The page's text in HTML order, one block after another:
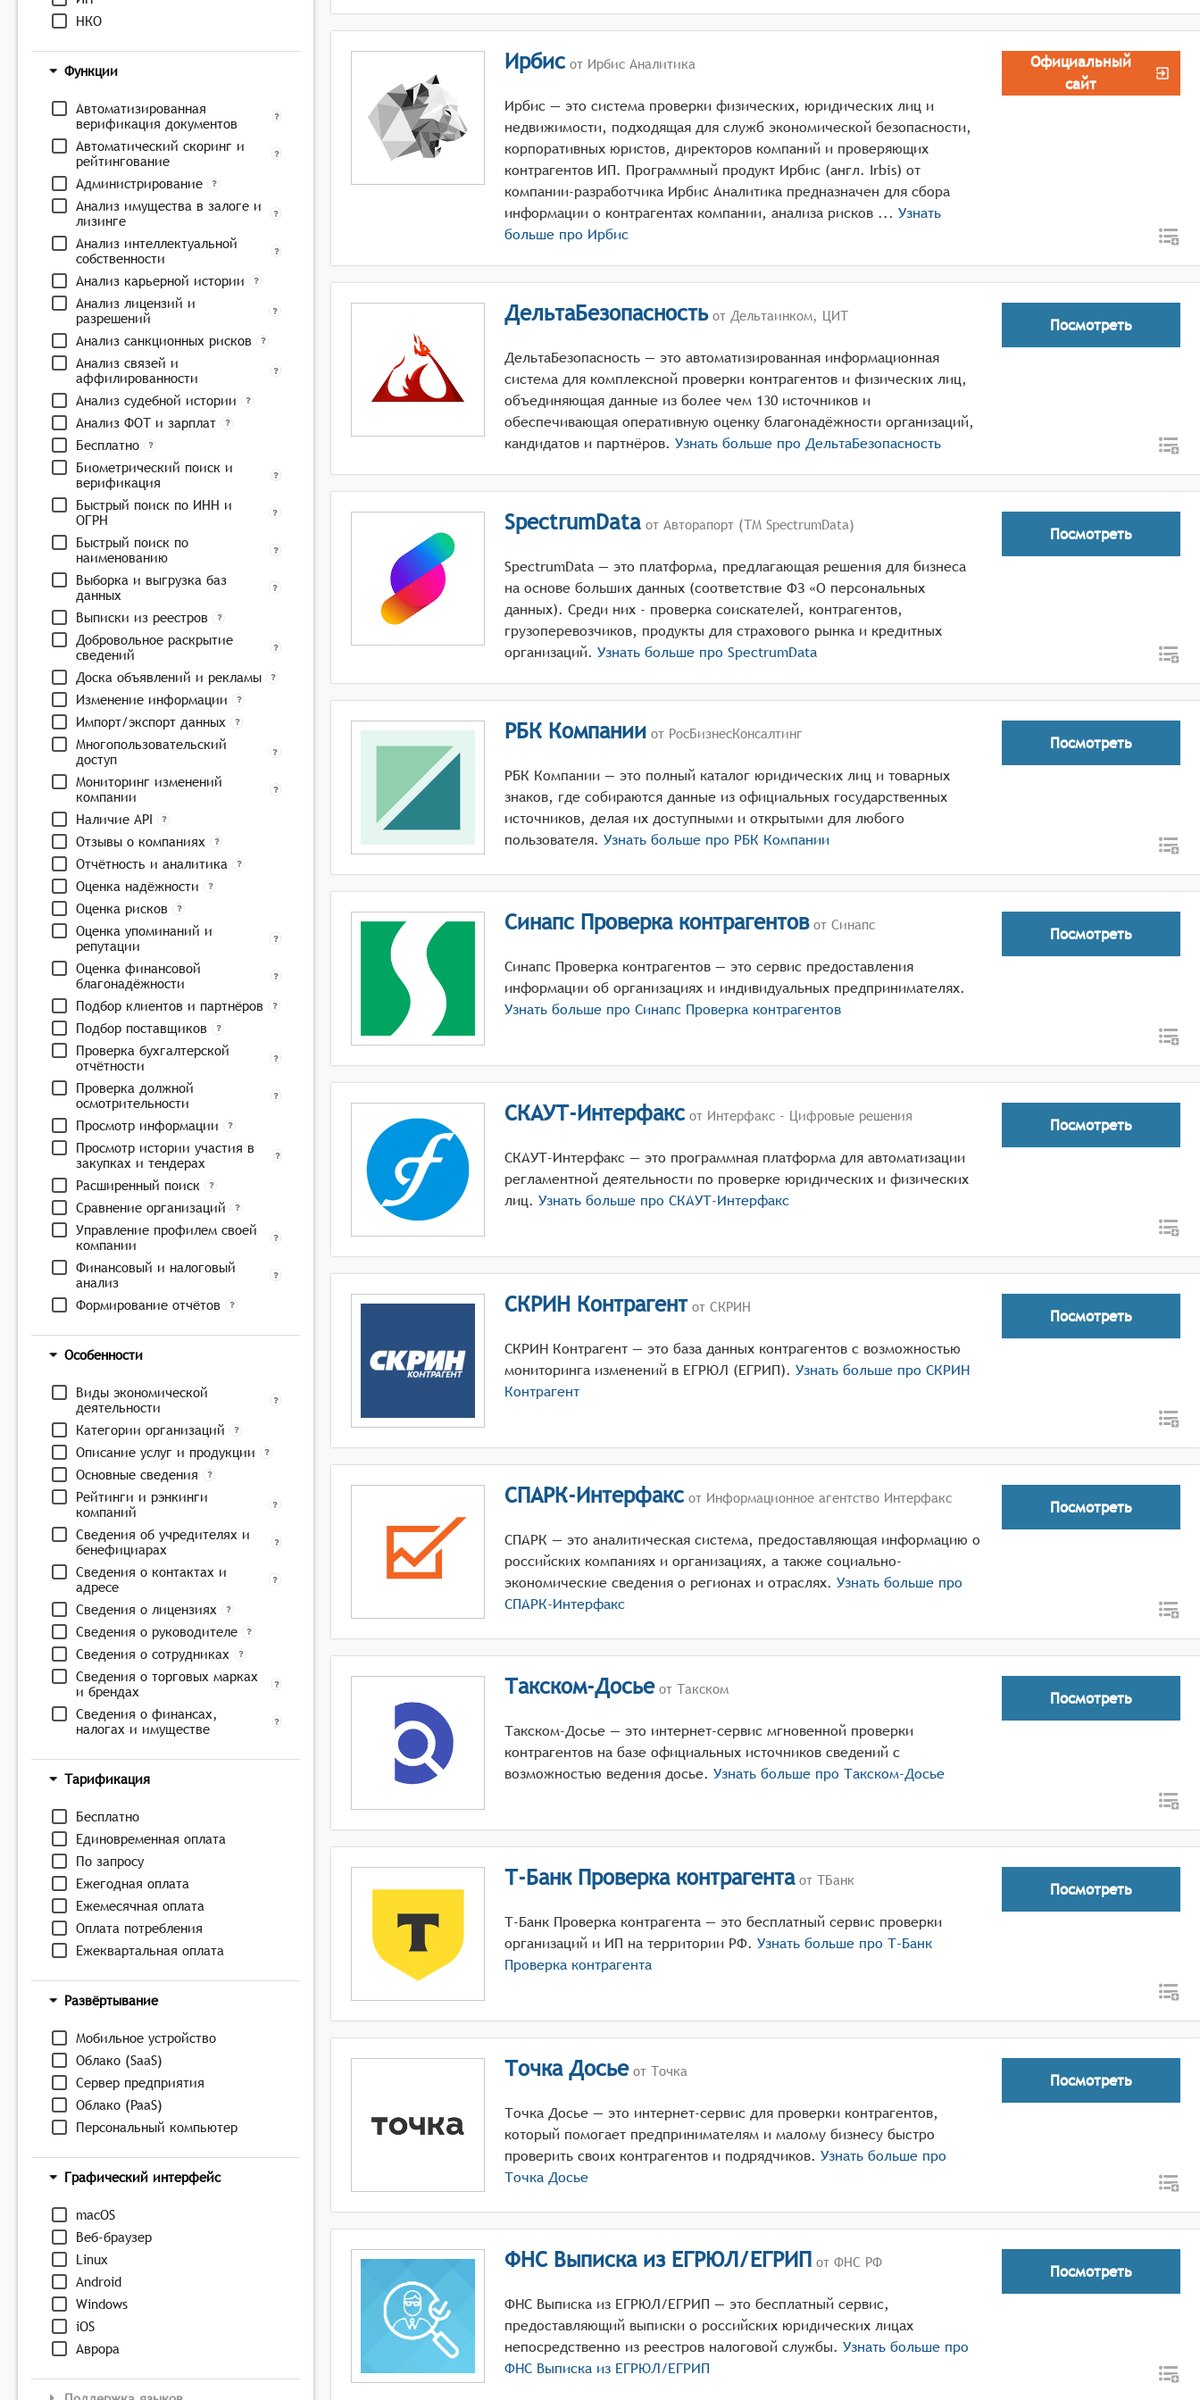
НКО
Функции
Автоматизированная
верификация документов
Автоматический скоринг и
рейтингование
Администрирование
Анализ имущества в залоге и
лизинге
Анализ интеллектуальной
собственности
Анализ карьерной истории
Анализ лицензий и
разрешений
Анализ санкционных рисков
Анализ связей и
аффилированности
Анализ судебной истории
Анализ ФОТ и зарплат
Бесплатно
Биометрический поиск и
верификация
Быстрый поиск по ИНН и
ОГРН
Быстрый поиск по
наименованию
Выборка и выгрузка баз
данных
Выписки из реестров
Добровольное раскрытие
сведений
Доска объявлений и рекламы
Изменение информации
Импорт/экспорт данных
Многопользовательский
доступ
Мониторинг изменений
компании
Наличие API
Отзывы о компаниях
Отчётность и аналитика
Оценка надёжности
Оценка рисков
Оценка упоминаний и
репутации
Оценка финансовой
благонадёжности
Подбор клиентов и партнёров
Подбор поставщиков
Проверка бухгалтерской
отчётности
Проверка должной
осмотрительности
Просмотр информации
Просмотр истории участия в
закупках и тендерах
Расширенный поиск
Сравнение организаций
Управление профилем своей
компании
Финансовый и налоговый
анализ
Формирование отчётов
Особенности
Виды экономической
деятельности
Категории организаций
Описание услуг и продукции
Основные сведения
Рейтинги и рэнкинги
компаний
Сведения об учредителях и
бенефициарах
Сведения о контактах и
адресе
Сведения о лицензиях
Сведения о руководителе
Сведения о сотрудниках
Сведения о торговых марках
и брендах
Сведения о финансах,
налогах и имуществе
Тарификация
Бесплатно
Единовременная оплата
По запросу
Ежегодная оплата
Ежемесячная оплата
Оплата потребления
Ежеквартальная оплата
Развёртывание
Мобильное устройство
Облако (SaaS)
Сервер предприятия
Облако (PaaS)
Персональный компьютер
Графический интерфейс
macOS
Веб-браузер
Linux
Android
Windows
iOS
Аврора
Ирбисот Ирбис Аналитика
Ирбис — это система проверки физических, юридических лиц и
недвижимости, подходящая для служб экономической безопасности,
корпоративных юристов, директоров компаний и проверяющих
контрагентов ИП. Программный продукт Ирбис (англ. Irbis) от
компании-разработчика Ирбис Аналитика предназначен для сбора
информации о контрагентах компании, анализа рисков ... Узнать
больше про Ирбис
Официальный
сайт
ДельтаБезопасностьот Дельтаинком, ЦИТ
ДельтаБезопасность — это автоматизированная информационная
система для комплексной проверки контрагентов и физических лиц,
объединяющая данные из более чем 130 источников и
обеспечивающая оперативную оценку благонадёжности организаций,
кандидатов и партнёров. Узнать больше про ДельтаБезопасность
Посмотреть
SpectrumData от Авторапорт (ТМ SpectrumData)
SpectrumData — это платформа, предлагающая решения для бизнеса
на основе больших данных (соответствие ФЗ «О персональных
данных). Среди них - проверка соискателей, контрагентов,
грузоперевозчиков, продукты для страхового рынка и кредитных
организаций. Узнать больше про SpectrumData
Посмотреть
РБК Компании от РосБизнесКонсалтинг
РБК Компании — это полный каталог юридических лиц и товарных
знаков, где собираются данные из официальных государственных
источников, делая их доступными и открытыми для любого
пользователя. Узнать больше про РБК Компании
Посмотреть
Синапс Проверка контрагентовот Синапс
Синапс Проверка контрагентов — это сервис предоставления
информации об организациях и индивидуальных предпринимателях.
Узнать больше про Синапс Проверка контрагентов
Посмотреть
СКАУТ-Интерфаксот Интерфакс - Цифровые решения
СКАУТ-Интерфакс — это программная платформа для автоматизации
регламентной деятельности по проверке юридических и физических
лиц. Узнать больше про СКАУТ-Интерфакс
Посмотреть
СКРИН Контрагентот СКРИН
СКРИН Контрагент — это база данных контрагентов с возможностью
мониторинга изменений в ЕГРЮЛ (ЕГРИП). Узнать больше про СКРИН
Контрагент
Посмотреть
СПАРК-Интерфаксот Информационное агентство Интерфакс
СПАРК — это аналитическая система, предоставляющая информацию о
российских компаниях и организациях, а также социально-
экономические сведения о регионах и отраслях. Узнать больше про
СПАРК-Интерфакс
Посмотреть
Такском-Досьеот Такском
Такском-Досье — это интернет-сервис мгновенной проверки
контрагентов на базе официальных источников сведений с
возможностью ведения досье. Узнать больше про Такском-Досье
Посмотреть
Т-Банк Проверка контрагентаот ТБанк
Т-Банк Проверка контрагента — это бесплатный сервис проверки
организаций и ИП на территории РФ. Узнать больше про Т-Банк
Проверка контрагента
Посмотреть
Точка Досьеот Точка
Точка Досье — это интернет-сервис для проверки контрагентов,
который помогает предпринимателям и малому бизнесу быстро
проверить своих контрагентов и подрядчиков. Узнать больше про
Точка Досье
Посмотреть
ФНС Выписка из ЕГРЮЛ/ЕГРИП от ФНС РФ
ФНС Выписка из ЕГРЮЛ/ЕГРИП — это бесплатный сервис,
предоставляющий выписки о российских юридических лицах
непосредственно из реестров налоговой службы. Узнать больше про
ФНС Выписка из ЕГРЮЛ/ЕГРИП
Посмотреть